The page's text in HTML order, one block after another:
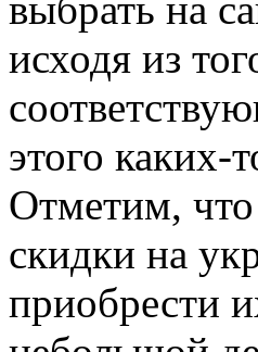
исходя из
этого каких-
Отметим, что
скидки на
приобрести